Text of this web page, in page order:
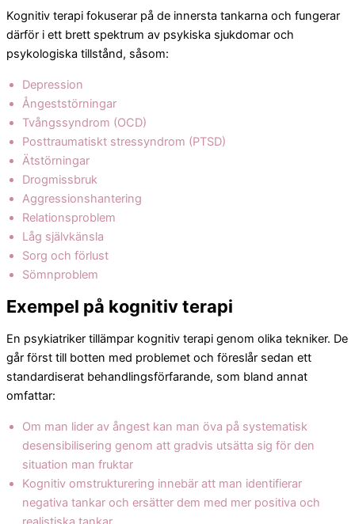
Kognitiv terapi fokuserar på de innersta tankarna och fungerar
därför i ett brett spektrum av psykiska sjukdomar och
psykologiska tillstånd, såsom:
Depression
Ångeststörningar
Tvångssyndrom (OCD)
Posttraumatiskt stressyndrom (PTSD)
Ätstörningar
Drogmissbruk
Aggressionshantering
Relationsproblem
Låg självkänsla
Sorg och förlust
Sömnproblem
Exempel på kognitiv terapi
En psykiatriker tillämpar kognitiv terapi genom olika tekniker. De
går först till botten med problemet och föreslår sedan ett
standardiserat behandlingsförfarande, som bland annat
omfattar:
Om man lider av ångest kan man öva på systematisk
desensibilisering genom att gradvis utsätta sig för den
situation man fruktar
Kognitiv omstrukturering innebär att man identifierar
negativa tankar och ersätter dem med mer positiva och